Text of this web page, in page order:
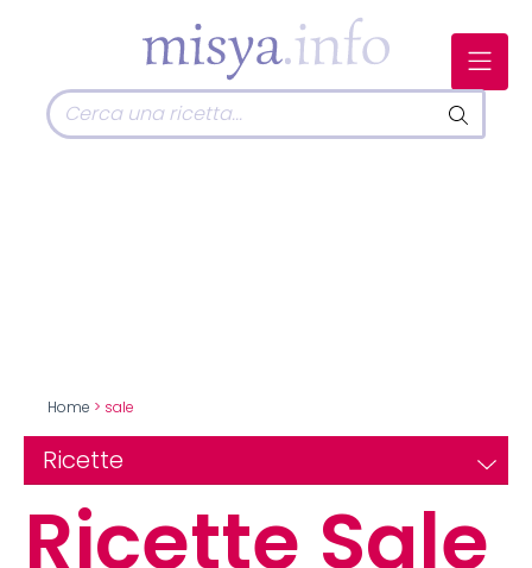
Home > sale
Ricette
Ricette Sale